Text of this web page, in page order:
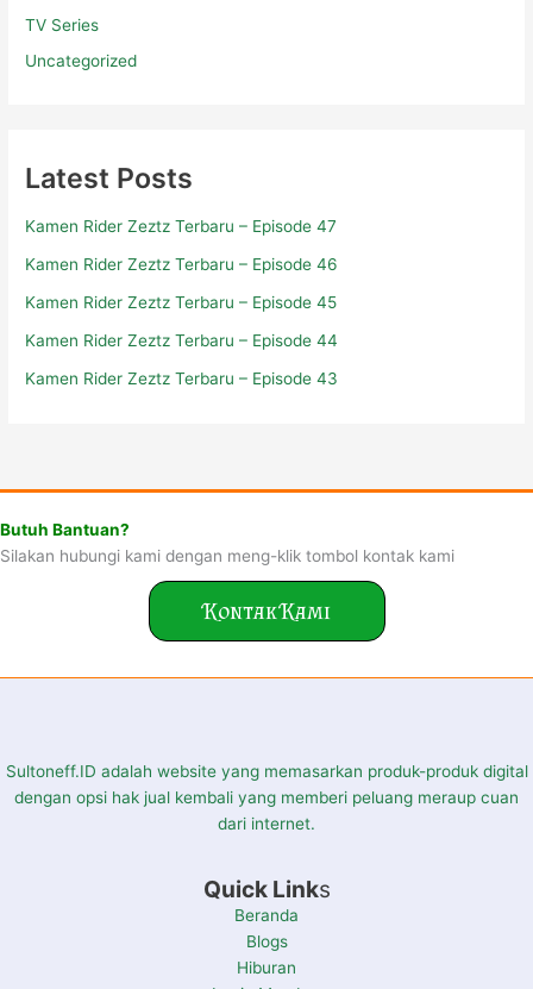
TV Series
Uncategorized
Latest Posts
Kamen Rider Zeztz Terbaru – Episode 47
Kamen Rider Zeztz Terbaru – Episode 46
Kamen Rider Zeztz Terbaru – Episode 45
Kamen Rider Zeztz Terbaru – Episode 44
Kamen Rider Zeztz Terbaru – Episode 43
Butuh Bantuan?
Silakan hubungi kami dengan meng-klik tombol kontak kami
Kontak Kami
Sultoneff.ID adalah website yang memasarkan produk-produk digital
dengan opsi hak jual kembali yang memberi peluang meraup cuan
dari internet.
Quick Links
Beranda
Blogs
Hiburan